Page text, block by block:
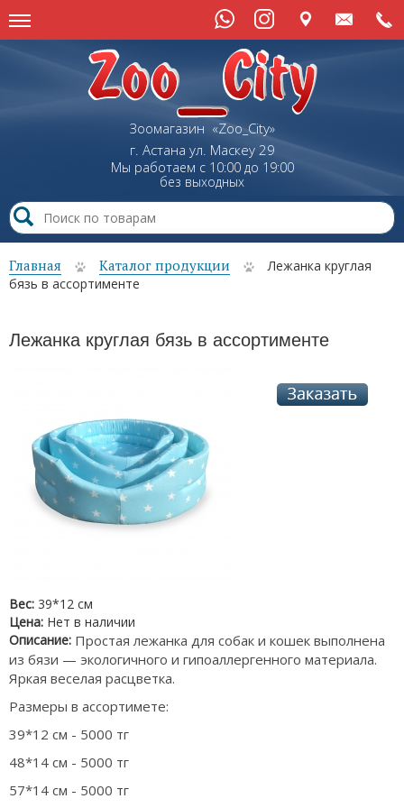
Зоомагазин «Zoo_City»
г. Астана ул. Маскеу29
Мы работаем с 10:00 до 19:00
без выходных
Главная Каталог продукции
Лежанка круглая
бязь в ассортименте
Лежанка круглая бязь в ассортименте
Вес: 39*12 см
Цена: Нет в наличии
Описание: Простая лежанка для собак и кошек выполнена
из бязи — экологичного и гипоаллергенного материала.
Яркая веселая расцветка.
Размеры в ассортимете:
39*12 см - 5000 тг
48*14 см - 5000 тг
57*14 см - 5000 тг